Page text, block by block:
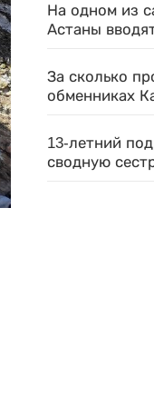
На одном из
Астаны
За сколько
обменниках
13-летний
сводную